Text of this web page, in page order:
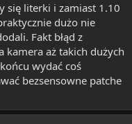
się literki i zamiast 1.10
dużo nie
Fakt błąd z
kamera aż takich dużych
wydać coś
bezsensowne patche